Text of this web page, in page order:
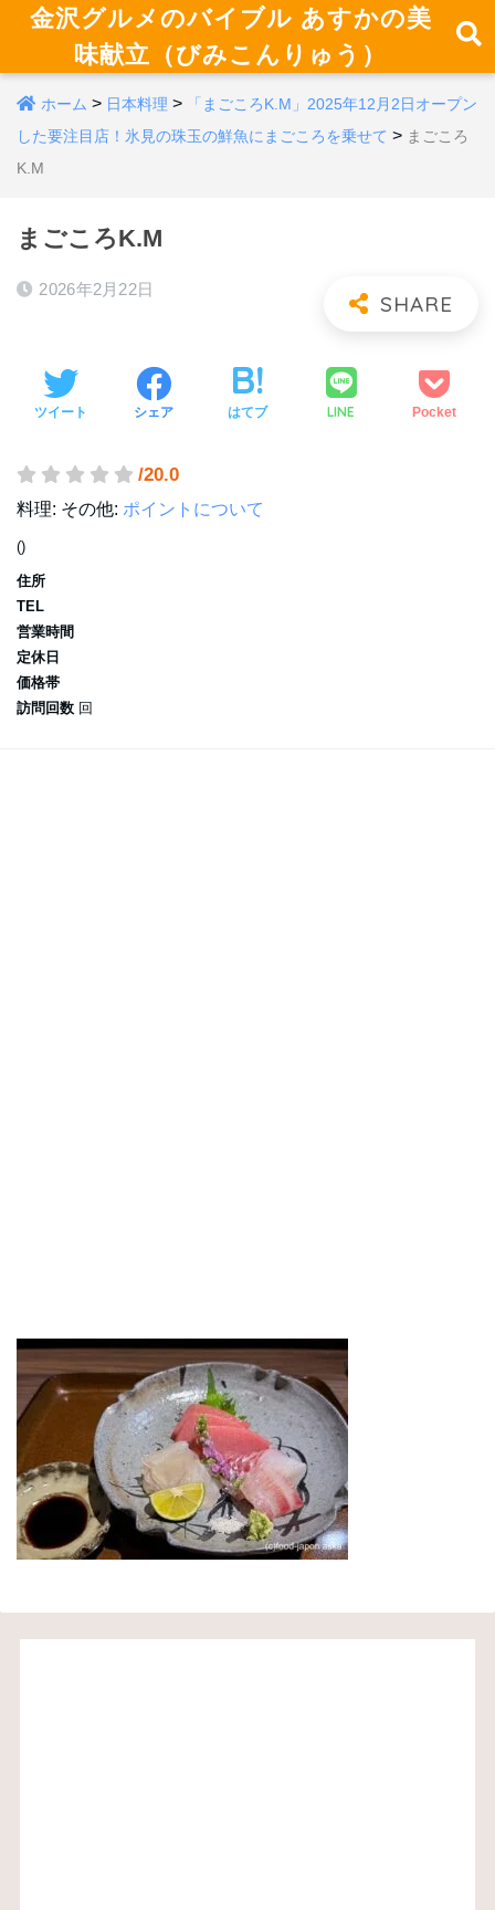
金沢グルメのバイブル あすかの美
味献立（びみこんりゅう）
ホーム > 日本料理 >
「まごころK.M」2025年12月2日オープン
した要注目店！氷見の珠玉の鮮魚にまごころを乗せて > まごころ
K.M
まごころK.M
2026年2月22日
ツイート シェア はてブ LINE Pocket
/20.0
料理: その他: ポイントについて
()
住所
TEL
営業時間
定休日
価格帯
訪問回数 回